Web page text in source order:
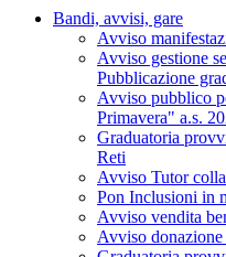
Bandi, avvisi, gare
Avviso
Avviso gestione
Pubblicazione
Avviso pubblico
Primavera" a.s.
Graduatoria
Reti
Avviso Tutor
Pon Inclusioni in
Avviso vendita
Avviso